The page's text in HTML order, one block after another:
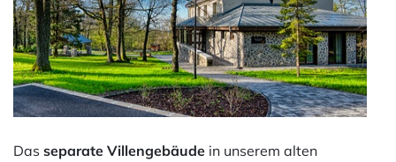
Das separate Villengebäude in unserem alten